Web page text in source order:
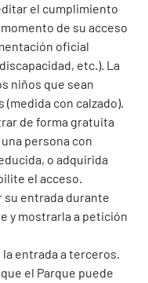
el cumplimiento
de su acceso
oficial
etc.). La
niños que sean
con calzado).
de forma gratuita
persona con
o adquirida
el acceso.
su entrada durante
y mostrarla a petición
entrada a terceros.
el Parque puede